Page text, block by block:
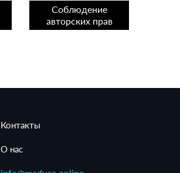
Соблюдение
авторских прав
Контакты
О нас